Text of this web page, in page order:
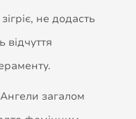
не додасть
відчуття
загалом